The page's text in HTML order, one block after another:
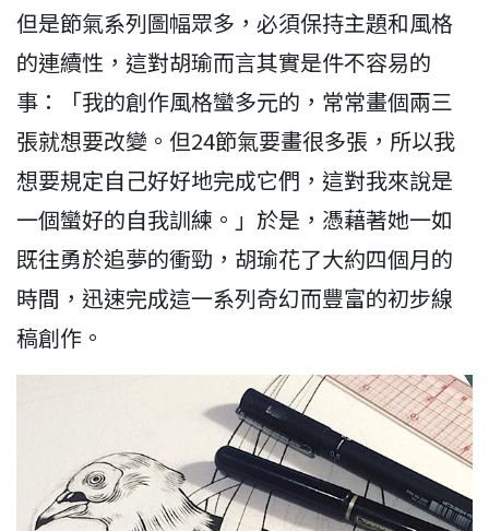
但是節氣系列圖幅眾多，必須保持主題和風格
的連續性，這對胡瑜而言其實是件不容易的
事：「我的創作風格蠻多元的，常常畫個兩三
張就想要改變。但24節氣要畫很多張，所以我
想要規定自己好好地完成它們，這對我來說是
一個蠻好的自我訓練。」於是，憑藉著她一如
既往勇於追夢的衝勁，胡瑜花了大約四個月的
時間，迅速完成這一系列奇幻而豐富的初步線
稿創作。